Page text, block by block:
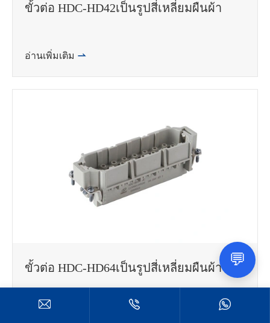
ขั้วต่อ HDC-HD42เป็นรูปสี่เหลี่ยมผืนผ้า
อ่านเพิ่มเติม 
ขั้วต่อ HDC-HD64เป็นรูปสี่เหลี่ยมผืนผ้า
  
💬